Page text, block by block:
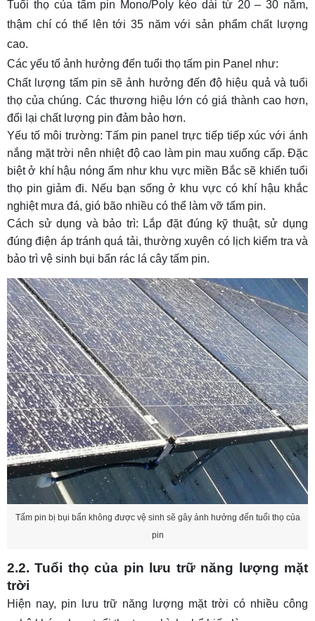
Tuổi thọ của tấm pin Mono/Poly kéo dài từ 20 – 30 năm,
thậm chí có thể lên tới 35 năm với sản phẩm chất lượng
cao.
Các yếu tố ảnh hưởng đến tuổi thọ tấm pin Panel như:
Chất lượng tấm pin sẽ ảnh hưởng đến độ hiệu quả và tuổi
thọ của chúng. Các thương hiệu lớn có giá thành cao hơn,
đổi lại chất lượng pin đảm bảo hơn.
Yếu tố môi trường: Tấm pin panel trực tiếp tiếp xúc với ánh
nắng mặt trời nên nhiệt độ cao làm pin mau xuống cấp. Đặc
biệt ở khí hậu nóng ẩm như khu vực miền Bắc sẽ khiến tuổi
thọ pin giảm đi. Nếu bạn sống ở khu vực có khí hậu khắc
nghiệt mưa đá, gió bão nhiều có thể làm vỡ tấm pin.
Cách sử dụng và bảo trì: Lắp đặt đúng kỹ thuật, sử dụng
đúng điện áp tránh quá tải, thường xuyên có lịch kiểm tra và
bảo trì vệ sinh bụi bẩn rác lá cây tấm pin.
Tấm pin bị bụi bẩn không được vệ sinh sẽ gây ảnh hưởng đến tuổi thọ của
pin
2.2. Tuổi thọ của pin lưu trữ năng lượng mặt
trời
Hiện nay, pin lưu trữ năng lượng mặt trời có nhiều công